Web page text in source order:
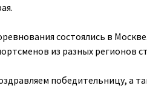
состоялись в
из разных регионов
победительницу, а